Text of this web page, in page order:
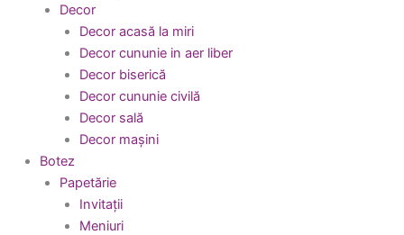
Decor
Decor acasă la miri
Decor cununie in aer liber
Decor biserică
Decor cununie civilă
Decor sală
Decor mașini
Botez
Papetărie
Invitații
Meniuri